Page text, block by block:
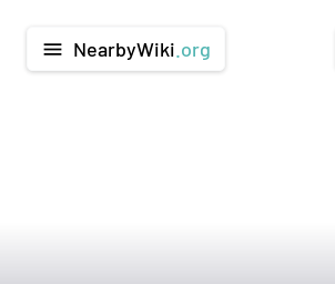
menu NearbyWiki .org